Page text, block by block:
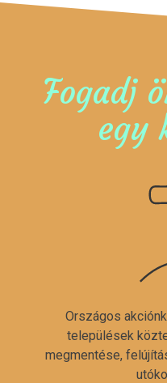
Fogadj
egy
Országos
települések
megmentése,